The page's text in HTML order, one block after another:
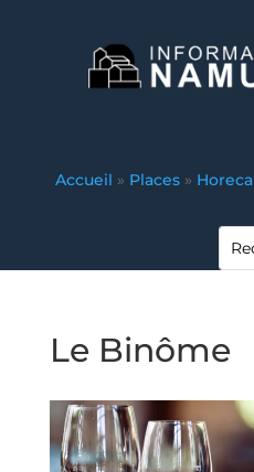
Accueil » Places » Horeca
Le Binôme